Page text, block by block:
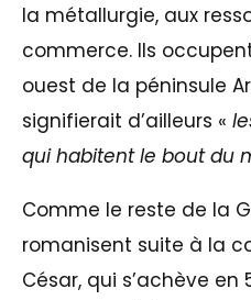
la métallurgie, aux
commerce. Ils
ouest de la péninsule
signifierait d’ailleurs «
qui habitent le bout du
Comme le reste de la
romanisent suite à la
César, qui s’achève en